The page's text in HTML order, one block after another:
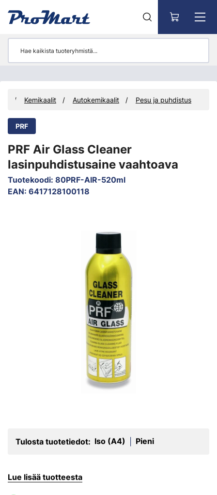
Kemikaalit Autokemikaalit Pesu ja puhdistus
PRF
PRF Air Glass Cleaner
lasinpuhdistusaine vaahtoava
Tuotekoodi: 80PRF-AIR-520ml
EAN: 6417128100118
Tulosta tuotetiedot: Iso (A4) Pieni
Lue lisää tuotteesta